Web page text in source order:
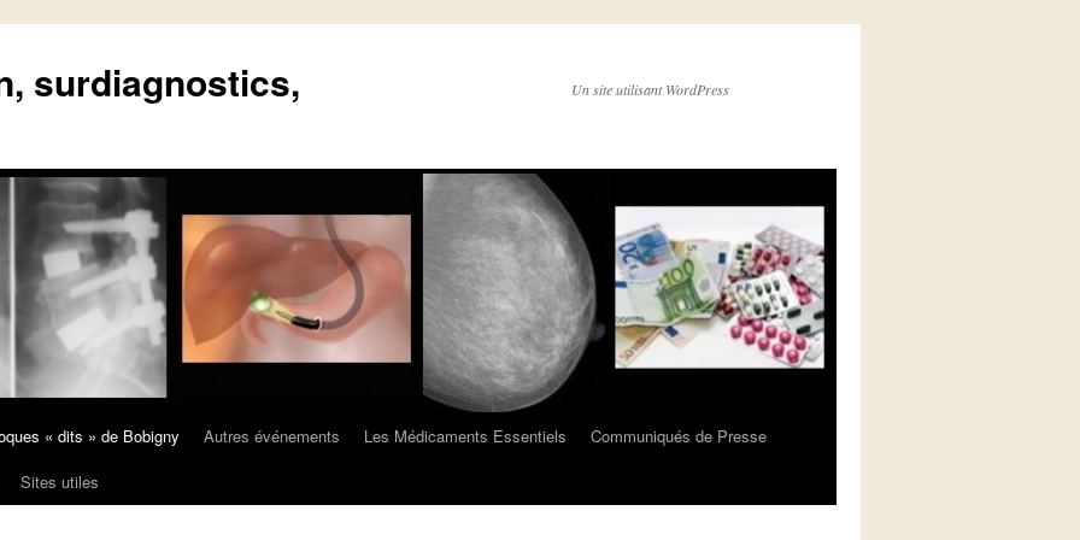
surdiagnostics,
Un site utilisant WordPress
« dits » de Bobigny Autres événements Les Médicaments Essentiels
Communiqués de Presse
Sites utiles